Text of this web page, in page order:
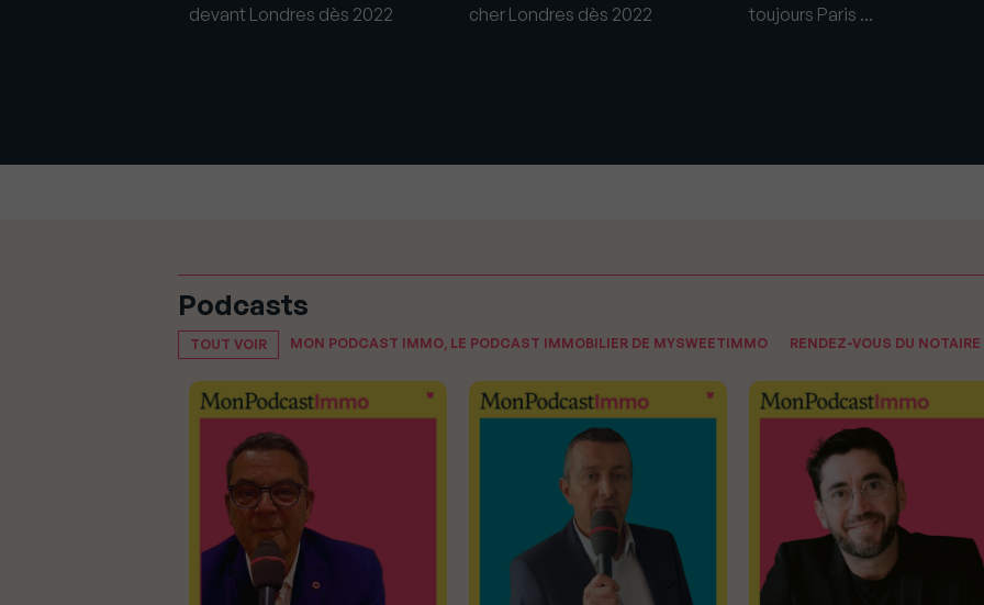
devant Londres dès 2022
cher Londres dès 2022
toujours Paris ...
Podcasts
TOUT VOIR MON PODCAST IMMO, LE PODCAST IMMOBILIER DE MYSWEETIMMO RENDEZ-VOUS DU NOTAIRE